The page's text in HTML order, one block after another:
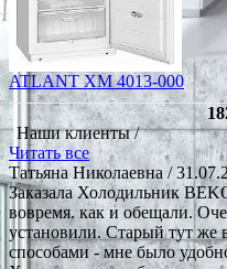
ATLANT ХМ 4013-000
Наши клиенты /
Читать все
Татьяна Николаевна /
Заказала Холодильник
вовремя. как и обещали.
установили. Старый тут же
способами - мне было